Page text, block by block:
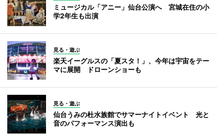
ミュージカル「アニー」仙台公演へ 宮城在住の小
学2年生も出演
見る・遊ぶ
楽天イーグルスの「夏スタ！」、今年は宇宙をテー
マに展開 ドローンショーも
見る・遊ぶ
仙台うみの杜水族館でサマーナイトイベント 光と
音のパフォーマンス演出も